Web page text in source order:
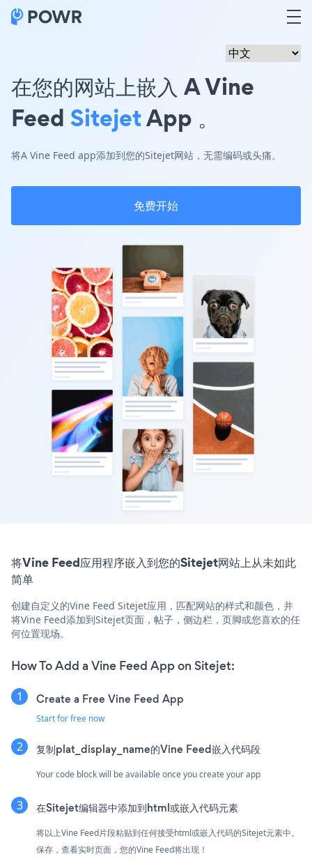
在您的网站上嵌入 A Vine
Feed SitejetApp 。
将A Vine Feed app添加到您的Sitejet网站，无需编码或头痛。
免费开始
将Vine Feed应用程序嵌入到您的Sitejet网站上从未如此
简单
创建自定义的Vine Feed Sitejet应用，匹配网站的样式和颜色，并
将Vine Feed添加到Sitejet页面，帖子，侧边栏，页脚或您喜欢的任
何位置现场。
How To Add a Vine Feed App on Sitejet:
Create a Free Vine Feed App
Start for free now
复制plat_display_name的Vine Feed嵌入代码段
Your code block will be available once you create your app
在Sitejet编辑器中添加到html或嵌入代码元素
将以上Vine Feed片段粘贴到任何接受html或嵌入代码的Sitejet元素中。
保存，查看实时页面，您的Vine Feed将出现！